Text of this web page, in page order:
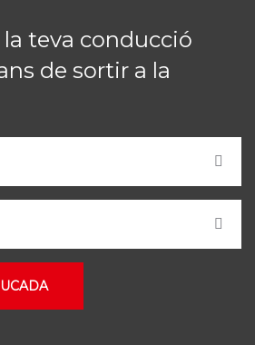
la teva conducció
de sortir a la